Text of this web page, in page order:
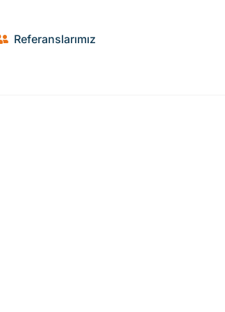
Referanslarımız